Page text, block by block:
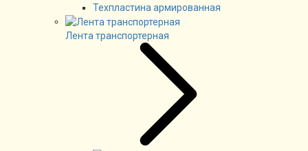
Техпластина армированная
Лента транспортерная